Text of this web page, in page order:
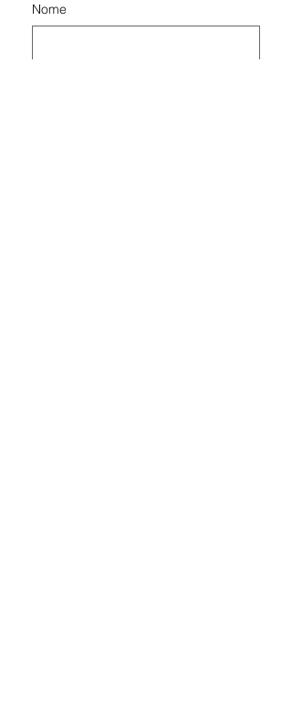
Nome